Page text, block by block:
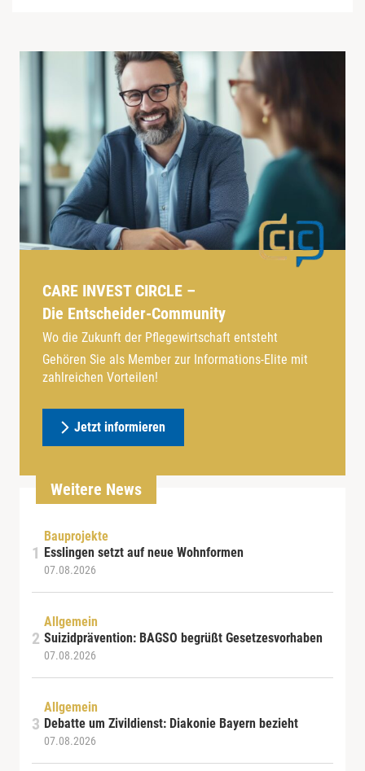
CARE INVEST CIRCLE –
Die Entscheider-Community
Wo die Zukunft der Pflegewirtschaft entsteht
Gehören Sie als Member zur Informations-Elite mit
zahlreichen Vorteilen!
Jetzt informieren
Weitere News
Bauprojekte
Esslingen setzt auf neue Wohnformen
07.08.2026
Allgemein
Suizidprävention: BAGSO begrüßt Gesetzesvorhaben
07.08.2026
Allgemein
Debatte um Zivildienst: Diakonie Bayern bezieht
07.08.2026